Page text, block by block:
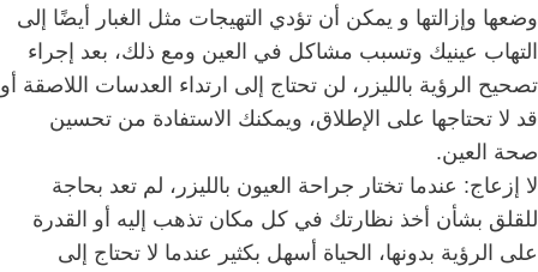
وضعها وإزالتها و يمكن أن تؤدي التهيجات مثل الغبار أيضًا إلى
التهاب عينيك وتسبب مشاكل في العين ومع ذلك، بعد إجراء
تصحيح الرؤية بالليزر، لن تحتاج إلى ارتداء العدسات اللاصقة أو
قد لا تحتاجها على الإطلاق، ويمكنك الاستفادة من تحسين
صحة العين.
لا إزعاج: عندما تختار جراحة العيون بالليزر، لم تعد بحاجة
للقلق بشأن أخذ نظارتك في كل مكان تذهب إليه أو القدرة
على الرؤية بدونها، الحياة أسهل بكثير عندما لا تحتاج إلى